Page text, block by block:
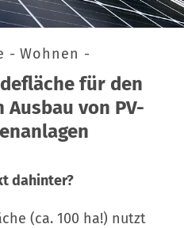
- Wohnen -
für den
von PV-
dahinter?
(ca. 100 ha!) nutzt